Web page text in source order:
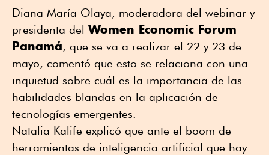
Diana María Olaya, moderadora del webinar y
presidenta delWomen Economic Forum
Panamá, que se va a realizar el 22 y 23 de
mayo, comentó que esto se relaciona con una
inquietud sobre cuál es la importancia de las
habilidades blandas en la aplicación de
tecnologías emergentes.
Natalia Kalife explicó que ante el boom de
herramientas de inteligencia artificial que hay